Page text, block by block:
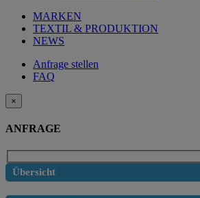
MARKEN
TEXTIL & PRODUKTION
NEWS
Anfrage stellen
FAQ
×
ANFRAGE
Übersicht